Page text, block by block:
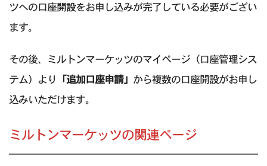
ツへの口座開設をお申し込みが完了している必要がござい
ます。
その後、ミルトンマーケッツのマイページ（口座管理シス
テム）より
「追加口座申請」 から複数の口座開設がお申し
込みいただけます。
ミルトンマーケッツの関連ページ